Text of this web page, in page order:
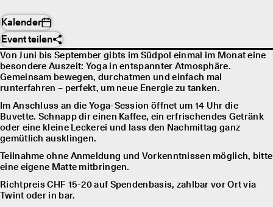
Kalender
Event teilen
Von Juni bis September gibts im Südpol einmal im Monat eine
besondere Auszeit: Yoga in entspannter Atmosphäre.
Gemeinsam bewegen, durchatmen und einfach mal
runterfahren – perfekt, um neue Energie zu tanken.
Im Anschluss an die Yoga-Session öffnet um 14 Uhr die
Buvette. Schnapp dir einen Kaffee, ein erfrischendes Getränk
oder eine kleine Leckerei und lass den Nachmittag ganz
gemütlich ausklingen.
Teilnahme ohne Anmeldung und Vorkenntnissen möglich, bitte
eine eigene Matte mitbringen.
Richtpreis CHF 15-20 auf Spendenbasis, zahlbar vor Ort via
Twint oder in bar.